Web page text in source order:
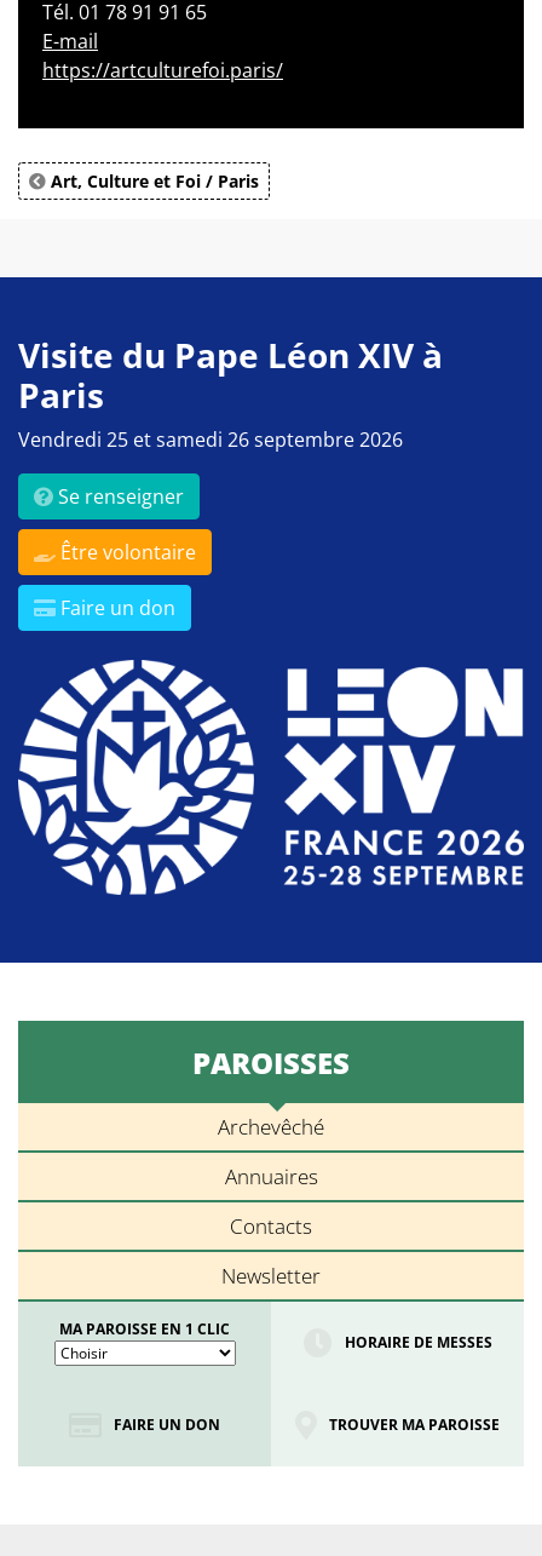
Tél. 01 78 91 91 65
E-mail
https://artculturefoi.paris/
Art, Culture et Foi / Paris
Visite du Pape Léon XIV à
Paris
Vendredi 25 et samedi 26 septembre 2026
Se renseigner
Être volontaire
Faire un don
PAROISSES
Archevêché
Annuaires
Contacts
Newsletter
MA PAROISSE EN 1 CLIC
HORAIRE DE MESSES
FAIRE UN DON TROUVER MA PAROISSE